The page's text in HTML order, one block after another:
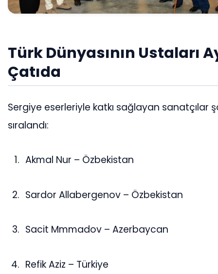
Türk Dünyasının Ustaları
Çatıda
Sergiye eserleriyle katkı sağlayan sanatçılar
sıralandı:
Akmal Nur – Özbekistan
Sardor Allabergenov – Özbekistan
Sacit Mmmadov – Azerbaycan
Refik Aziz – Türkiye